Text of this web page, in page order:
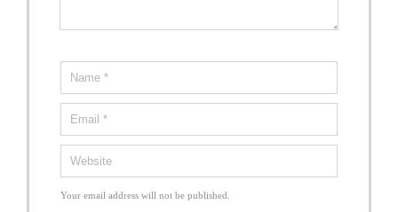
Your email address will not be published.